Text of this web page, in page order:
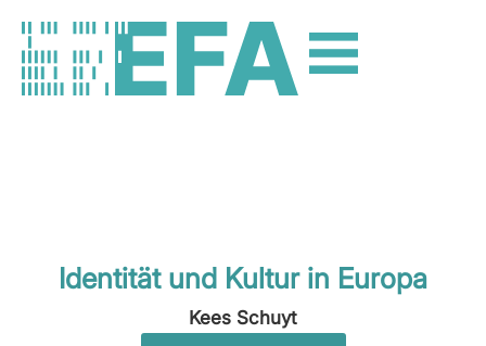
Identität und Kultur in Europa
Kees Schuyt